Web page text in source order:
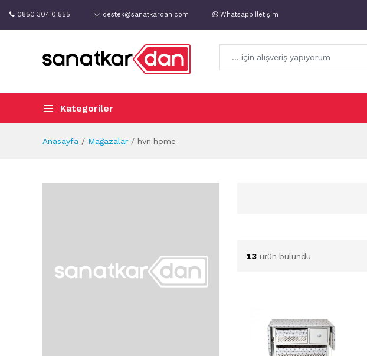
0850 304 0 555 destek@sanatkardan.com Whatsapp İletişim
Kategoriler
Anasayfa Mağazalar hvn home
13 ürün bulundu